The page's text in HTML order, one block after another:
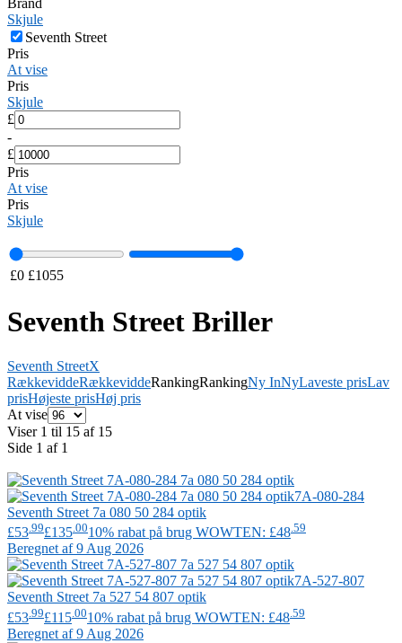
Brand
Skjule
Seventh Street
Pris
At vise
Pris
Skjule
£
-
£
Pris
At vise
Pris
Skjule
£0 £1055
Seventh Street Briller
Seventh StreetX
RækkeviddeRækkeviddeRankingRankingNy InNyLaveste prisLav
prisHøjeste prisHøj pris
At vise
Viser 1 til 15 af 15
Side 1 af 1
7A-080-284
Seventh Street 7a 080 50 284 optik
£53 .99£135 .0010% rabat på brug WOWTEN: £48 .59
Beregnet af 9 Aug 2026
7A-527-807
Seventh Street 7a 527 54 807 optik
£53 .99£115 .0010% rabat på brug WOWTEN: £48 .59
Beregnet af 9 Aug 2026